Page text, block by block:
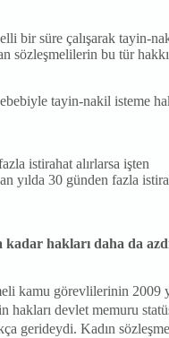
bir süre çalışarak tayin-
sözleşmelilerin bu tür
tayin-nakil isteme
istirahat alırlarsa işten
yılda 30 günden fazla
kadar hakları daha da
kamu görevlilerinin 2009
hakları devlet memuru
gerideydi. Kadın